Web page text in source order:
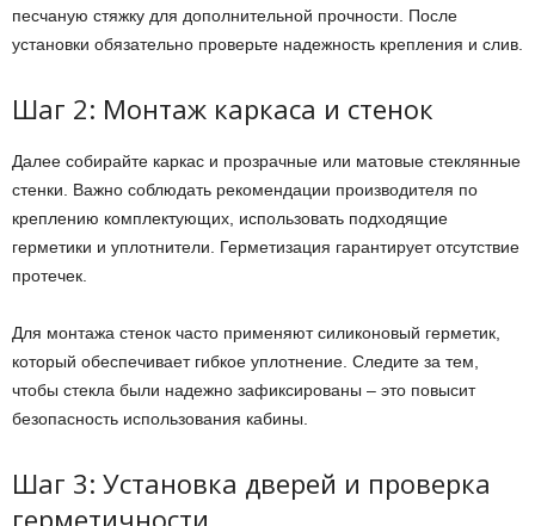
песчаную стяжку для дополнительной прочности. После
установки обязательно проверьте надежность крепления и слив.
Шаг 2: Монтаж каркаса и стенок
Далее собирайте каркас и прозрачные или матовые стеклянные
стенки. Важно соблюдать рекомендации производителя по
креплению комплектующих, использовать подходящие
герметики и уплотнители. Герметизация гарантирует отсутствие
протечек.
Для монтажа стенок часто применяют силиконовый герметик,
который обеспечивает гибкое уплотнение. Следите за тем,
чтобы стекла были надежно зафиксированы – это повысит
безопасность использования кабины.
Шаг 3: Установка дверей и проверка
герметичности